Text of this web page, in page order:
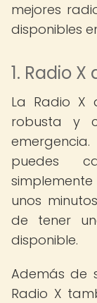
mejores
disponibles
1. Radio
La Radio
robusta y
puedes
unos
de tener
disponible.
Además de
Radio X